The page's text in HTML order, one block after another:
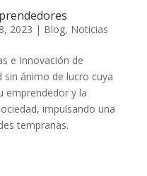
2023 | Blog, Noticias
e Innovación de
sin ánimo de lucro cuya
emprendedor y la
impulsando una
tempranas.